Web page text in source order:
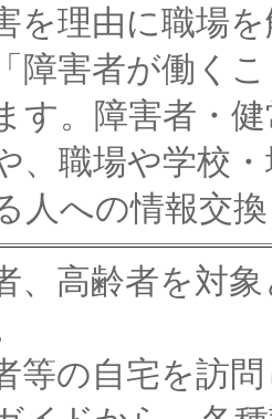
を理由に職場
障害者が働く
す。障害者・
、職場や学校
人への情報交
、高齢者を対
等の自宅を訪